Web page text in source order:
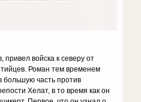
войска к северу от
Роман тем временем
большую часть против
Хелат, в то время как он